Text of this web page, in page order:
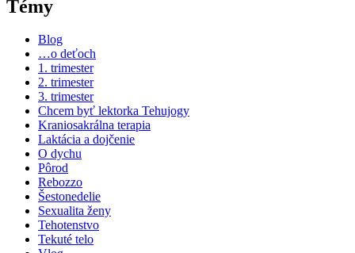
Témy
Blog
…o deťoch
1. trimester
2. trimester
3. trimester
Chcem byť lektorka Tehujogy
Kraniosakrálna terapia
Laktácia a dojčenie
O dychu
Pôrod
Rebozzo
Šestonedelie
Sexualita ženy
Tehotenstvo
Tekuté telo